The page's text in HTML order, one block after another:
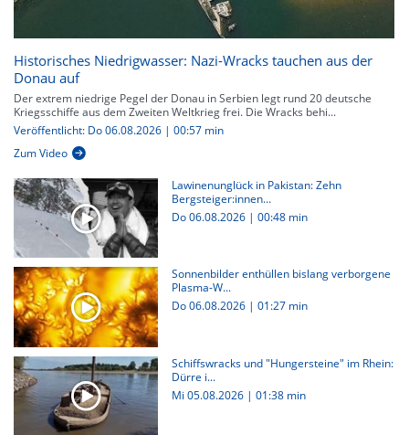
Historisches Niedrigwasser: Nazi-Wracks tauchen aus der
Donau auf
Der extrem niedrige Pegel der Donau in Serbien legt rund 20 deutsche
Kriegsschiffe aus dem Zweiten Weltkrieg frei. Die Wracks behi...
Veröffentlicht: Do 06.08.2026 | 00:57 min
Zum Video
Lawinenunglück in Pakistan: Zehn
Bergsteiger:innen...
Do 06.08.2026 | 00:48 min
Sonnenbilder enthüllen bislang verborgene
Plasma-W...
Do 06.08.2026 | 01:27 min
Schiffswracks und "Hungersteine" im Rhein:
Dürre i...
Mi 05.08.2026 | 01:38 min